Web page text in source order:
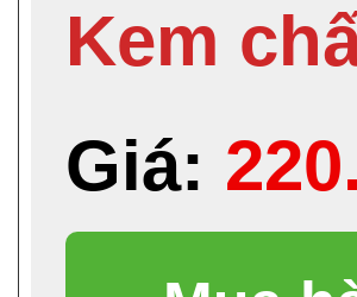
Kem
Giá: